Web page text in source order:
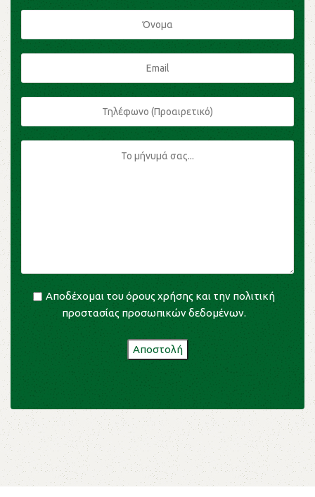
Αποδέχομαι τουόρους χρήσης και την πολιτική
προστασίας προσωπικών δεδομένων.